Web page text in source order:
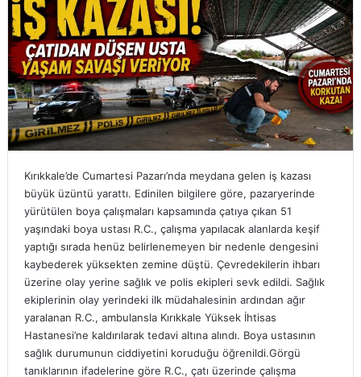
Kırıkkale’de Cumartesi Pazarı’nda meydana gelen iş kazası
büyük üzüntü yarattı. Edinilen bilgilere göre, pazaryerinde
yürütülen boya çalışmaları kapsamında çatıya çıkan 51
yaşındaki boya ustası R.C., çalışma yapılacak alanlarda keşif
yaptığı sırada henüz belirlenemeyen bir nedenle dengesini
kaybederek yüksekten zemine düştü. Çevredekilerin ihbarı
üzerine olay yerine sağlık ve polis ekipleri sevk edildi. Sağlık
ekiplerinin olay yerindeki ilk müdahalesinin ardından ağır
yaralanan R.C., ambulansla Kırıkkale Yüksek İhtisas
Hastanesi’ne kaldırılarak tedavi altına alındı. Boya ustasının
sağlık durumunun ciddiyetini koruduğu öğrenildi.Görgü
tanıklarının ifadelerine göre R.C., çatı üzerinde çalışma